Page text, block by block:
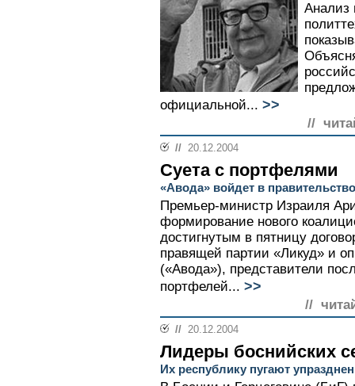
Анализ
официальной... >>
//
// 20.12.2004
Суета с портфелями
«Авода» войдет в
Премьер-министр Израиля
формирование нового
достигнутым в пятницу
правящей партии «Ликуд» и
(«Авода»), представители
портфелей... >>
//
// 20.12.2004
Лидеры боснийских
Их республику пугают